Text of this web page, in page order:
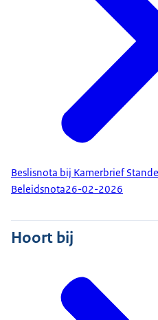
Beslisnota bij Kamerbrief
Beleidsnota26-02-2026
Hoort bij